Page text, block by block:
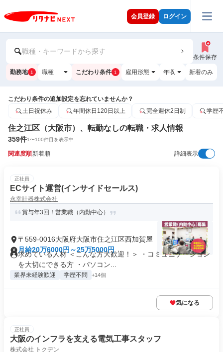
会員登録 ログイン
職種・キーワードから探す
条件保存
勤務地 1 職種 こだわり条件 1 雇用形態 年収 新着のみ
こだわり条件の追加設定を忘れていませんか？
土日祝休み
年間休日120日以上 完全週休2日制 学歴
住之江区（大阪市）、転勤なしの転職・求人情報
359件1〜100件目を表示中
関連度順新着順 詳細表示
正社員
ECサイト運営(インサイドセールス)
永幸計器株式会社
賞与年3回！営業職（内勤中心）
〒559-0016大阪府大阪市住之江区西加賀屋
月給20万6000円～25万5000円
求めている人材 ＜こんな方大歓迎！＞ ・コミュニケーション
を大切にできる方 ・パソコン...
業界未経験歓迎 学歴不問 +14個
気になる
正社員
大阪のインフラを支える電気工事スタッフ
株式会社 トクデン